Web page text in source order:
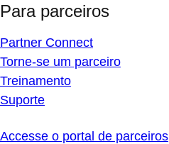
Para parceiros
Partner Connect
Torne-se um parceiro
Treinamento
Suporte
Accesse o portal de parceiros